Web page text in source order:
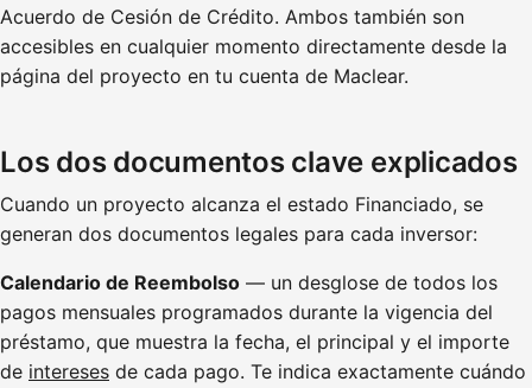
Acuerdo de Cesión de Crédito. Ambos también son
accesibles en cualquier momento directamente desde la
página del proyecto en tu cuenta de Maclear.
Los dos documentos clave explicados
Cuando un proyecto alcanza el estado Financiado, se
generan dos documentos legales para cada inversor:
Calendario de Reembolso — un desglose de todos los
pagos mensuales programados durante la vigencia del
préstamo, que muestra la fecha, el principal y el importe
de intereses de cada pago. Te indica exactamente cuándo